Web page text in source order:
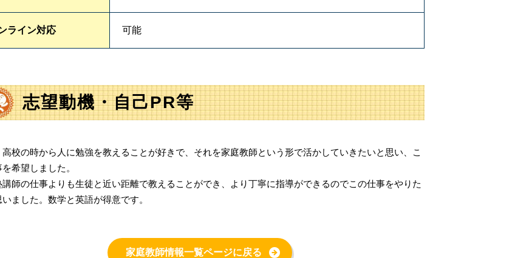
ライン対応 可能
志望動機・自己PR等
高校の時から人に勉強を教えることが好きで、それを家庭教師という形で活かしていきたいと思い、こ
希望しました。
講師の仕事よりも生徒と近い距離で教えることができ、より丁寧に指導ができるのでこの仕事をやりた
いました。数学と英語が得意です。
家庭教師情報一覧ページに戻る